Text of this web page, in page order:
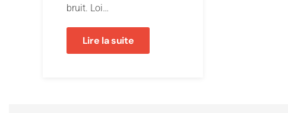
bruit. Loi…
Lire la suite